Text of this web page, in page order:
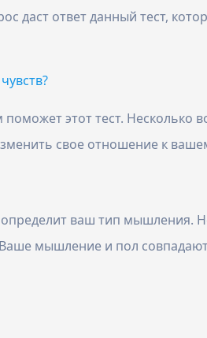
даст ответ данный тест,
этот тест. Несколько
свое отношение к
ваш тип мышления.
мышление и пол